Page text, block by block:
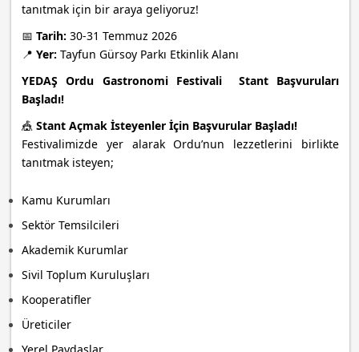
tanıtmak için bir araya geliyoruz!
📅Tarih: 30-31 Temmuz 2026
📍Yer: Tayfun Gürsoy Parkı Etkinlik Alanı
YEDAŞ Ordu Gastronomi Festivali Stant Başvuruları
Başladı!
🎪Stant Açmak İsteyenler İçin Başvurular Başladı!
Festivalimizde yer alarak Ordu’nun lezzetlerini birlikte
tanıtmak isteyen;
Kamu Kurumları
Sektör Temsilcileri
Akademik Kurumlar
Sivil Toplum Kuruluşları
Kooperatifler
Üreticiler